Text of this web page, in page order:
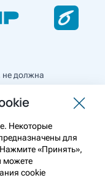
не должна
и лечения
врача. Перед
отпуска
Некоторые
для
«Принять»,
можете
cookie